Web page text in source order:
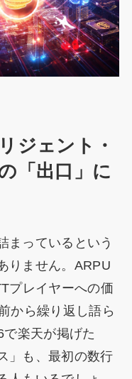
ジェント・
「出口」に
まっているという
りません。ARPU
プレイヤーへの価
から繰り返し語ら
楽天が掲げた
」も、最初の数行